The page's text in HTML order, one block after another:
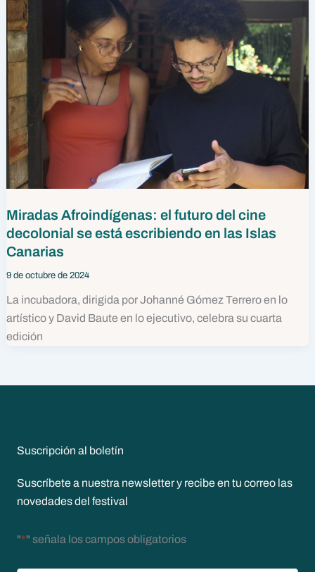
Miradas Afroindígenas: el futuro del cine
decolonial se está escribiendo en las Islas
Canarias
9 de octubre de 2024
La incubadora, dirigida por Johanné Gómez Terrero en lo
artístico y David Baute en lo ejecutivo, celebra su cuarta
edición
Suscripción al boletín
Suscríbete a nuestra newsletter y recibe en tu correo las
novedades del festival
"*" señala los campos obligatorios